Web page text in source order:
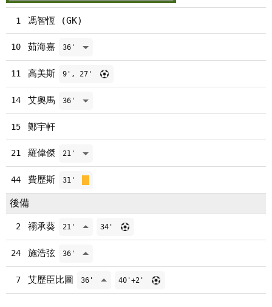
1 馮智恆 (GK)
10 茹海嘉 36'
11 高美斯 9', 27'
14 艾奧馬 36'
15 鄭宇軒
21 羅偉傑 21'
44 費歷斯 31'
後備
2 禤承葵 21' 34'
24 施浩弦 36'
7 艾歷臣比圖 36' 40'+2'